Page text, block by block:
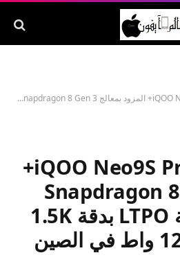
سيتم إطلاق iQOO Neo9S Pro+
المزود بمعالج Snapdragon 8
Gen 3 وشاشة LTPO بدقة 1.5K
وشحن بقوة 120 واط في الصين